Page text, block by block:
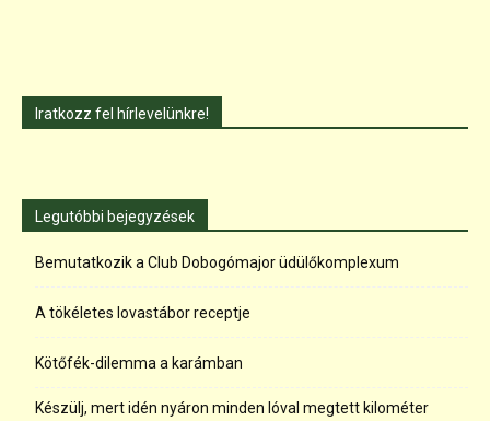
Iratkozz fel hírlevelünkre!
Legutóbbi bejegyzések
Bemutatkozik a Club Dobogómajor üdülőkomplexum
A tökéletes lovastábor receptje
Kötőfék-dilemma a karámban
Készülj, mert idén nyáron minden lóval megtett kilométer